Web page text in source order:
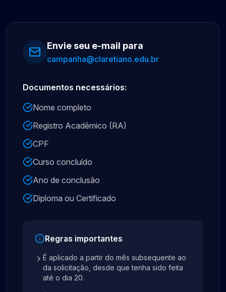
Envie seu e-mail para
campanha@claretiano.edu.br
Documentos necessários:
Nome completo
Registro Acadêmico (RA)
CPF
Curso concluído
Ano de conclusão
Diploma ou Certificado
Regras importantes
É aplicado a partir do mês subsequente ao
da solicitação, desde que tenha sido feita
até o dia 20.